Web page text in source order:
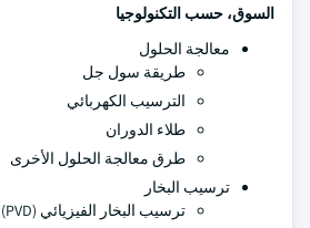
السوق، حسب التكنولوجيا
معالجة الحلول
طريقة سول جل
الترسيب الكهربائي
طلاء الدوران
طرق معالجة الحلول الأخرى
ترسيب البخار
ترسيب البخار الفيزيائي (PVD)